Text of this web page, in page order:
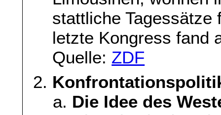
stattliche Tagessätze
letzte Kongress fand
Quelle: ZDF
Die Idee des